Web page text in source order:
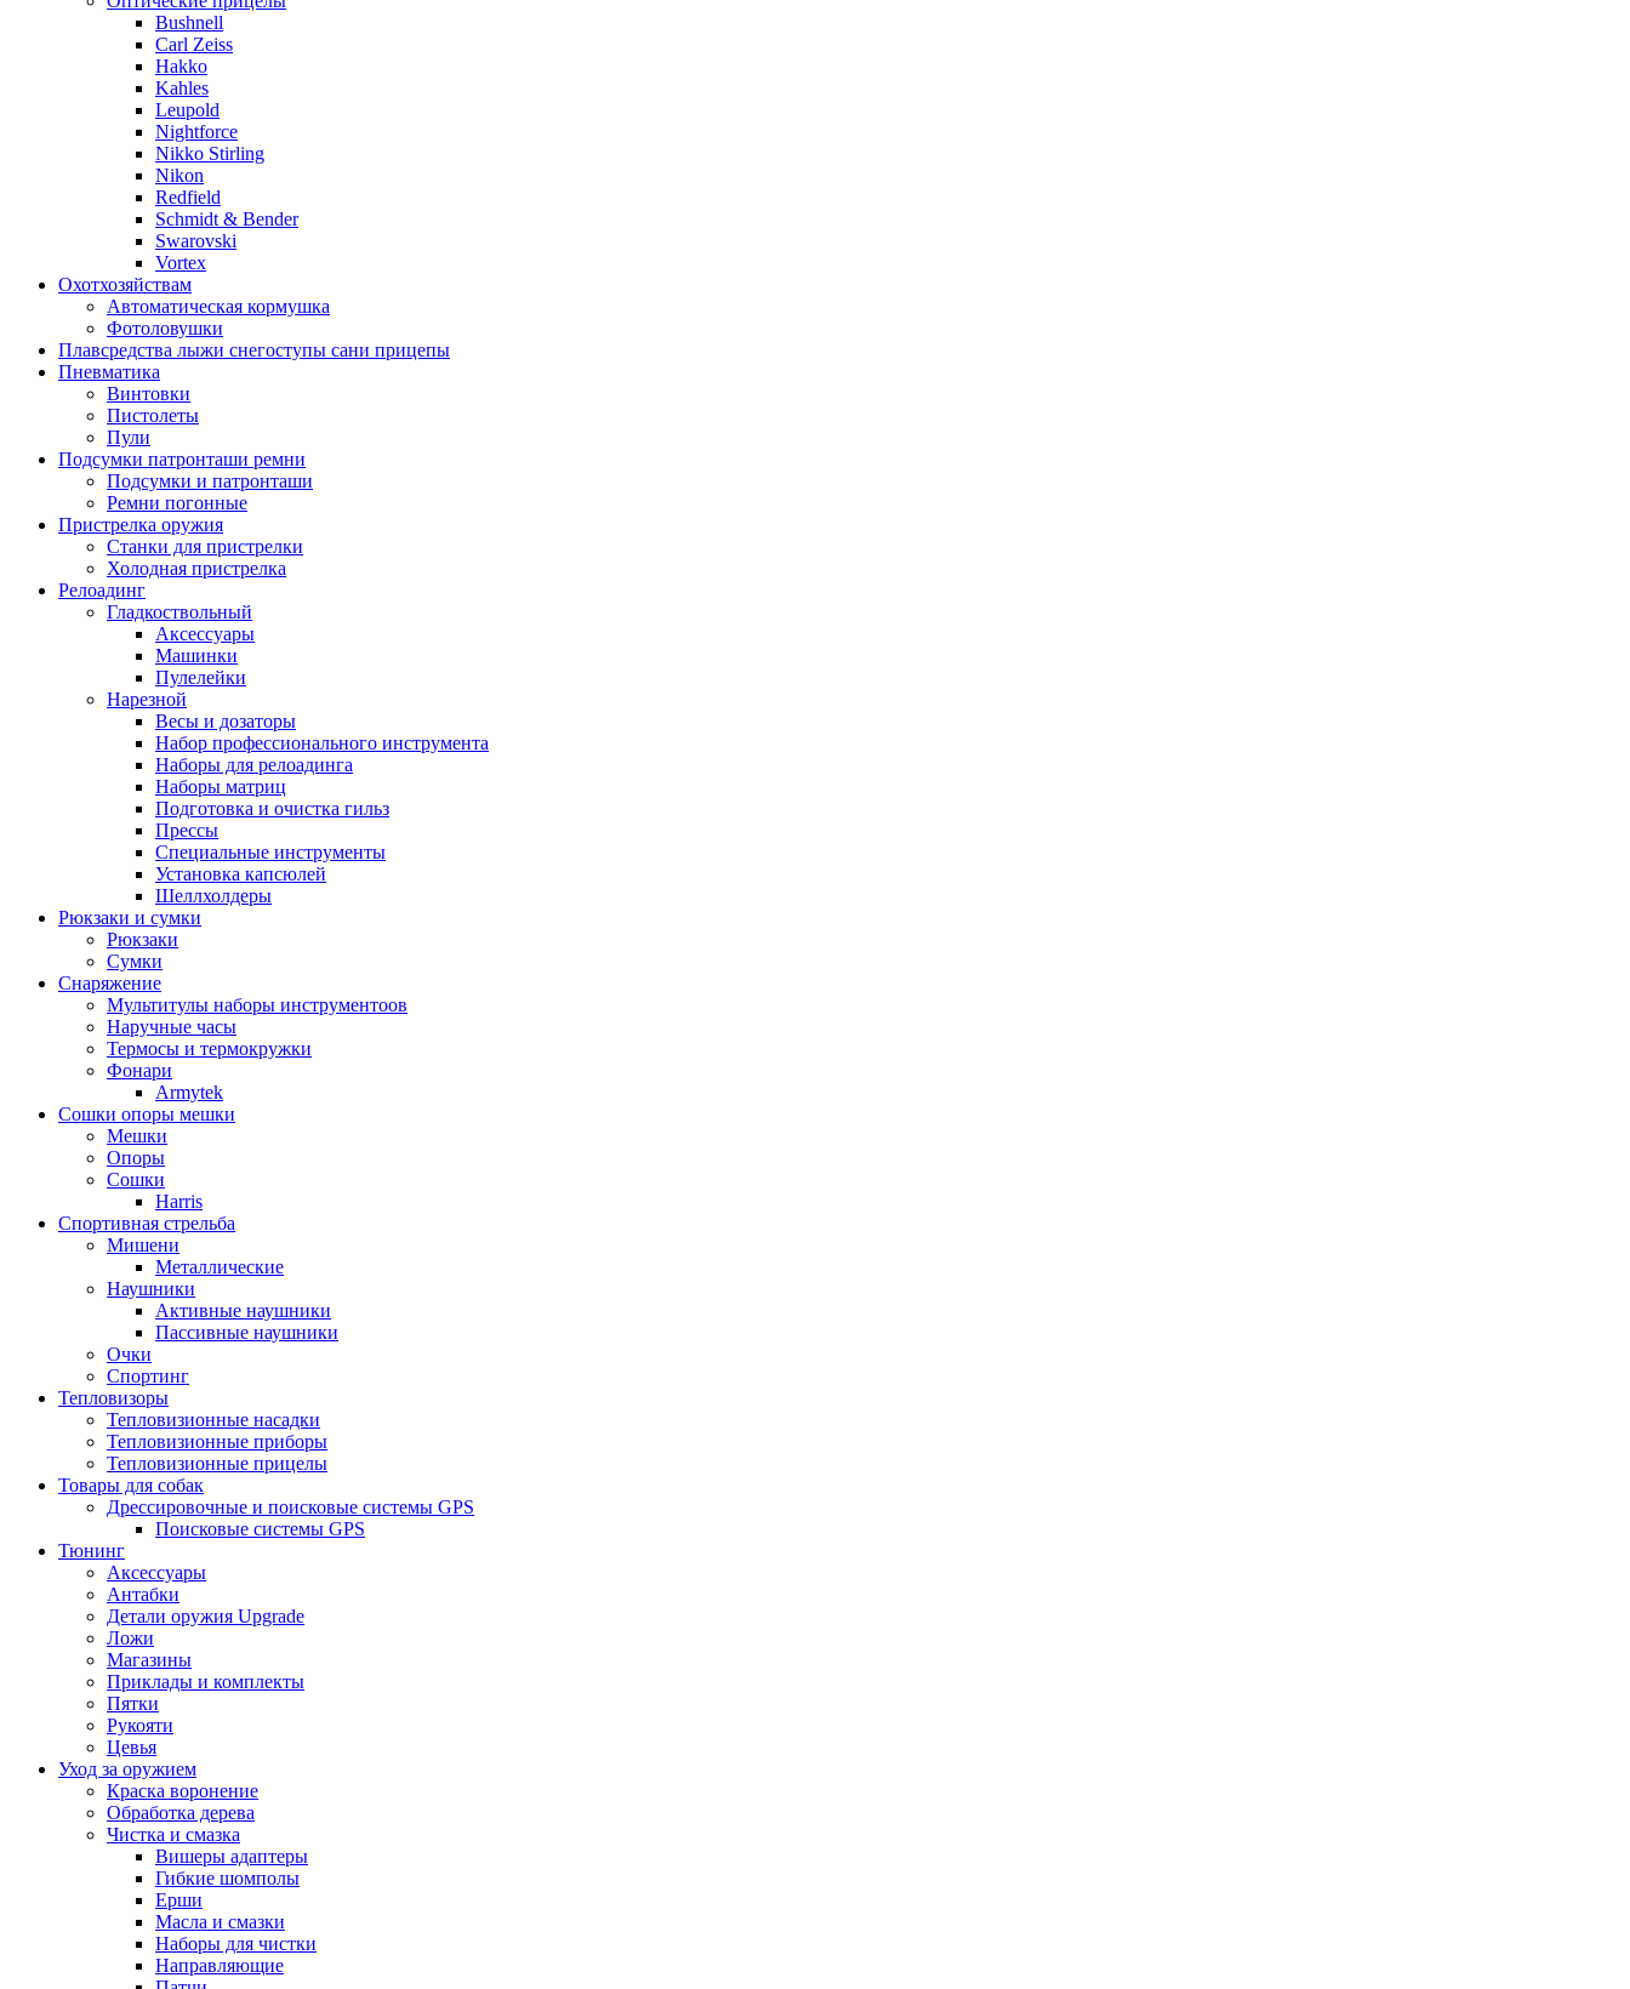
Bushnell
Carl Zeiss
Hakko
Kahles
Leupold
Nightforce
Nikko Stirling
Nikon
Redfield
Schmidt & Bender
Swarovski
Vortex
Охотхозяйствам
Автоматическая кормушка
Фотоловушки
Плавсредства лыжи снегоступы сани прицепы
Пневматика
Винтовки
Пистолеты
Пули
Подсумки патронташи ремни
Подсумки и патронташи
Ремни погонные
Пристрелка оружия
Станки для пристрелки
Холодная пристрелка
Релоадинг
Гладкоствольный
Аксессуары
Машинки
Пулелейки
Нарезной
Весы и дозаторы
Набор профессионального инструмента
Наборы для релоадинга
Наборы матриц
Подготовка и очистка гильз
Прессы
Специальные инструменты
Установка капсюлей
Шеллхолдеры
Рюкзаки и сумки
Рюкзаки
Сумки
Снаряжение
Мультитулы наборы инструментоов
Наручные часы
Термосы и термокружки
Фонари
Armytek
Сошки опоры мешки
Мешки
Опоры
Сошки
Harris
Спортивная стрельба
Мишени
Металлические
Наушники
Активные наушники
Пассивные наушники
Очки
Спортинг
Тепловизоры
Тепловизионные насадки
Тепловизионные приборы
Тепловизионные прицелы
Товары для собак
Дрессировочные и поисковые системы GPS
Поисковые системы GPS
Тюнинг
Аксессуары
Антабки
Детали оружия Upgrade
Ложи
Магазины
Приклады и комплекты
Пятки
Рукояти
Цевья
Уход за оружием
Краска воронение
Обработка дерева
Чистка и смазка
Вишеры адаптеры
Гибкие шомполы
Ерши
Масла и смазки
Наборы для чистки
Направляющие